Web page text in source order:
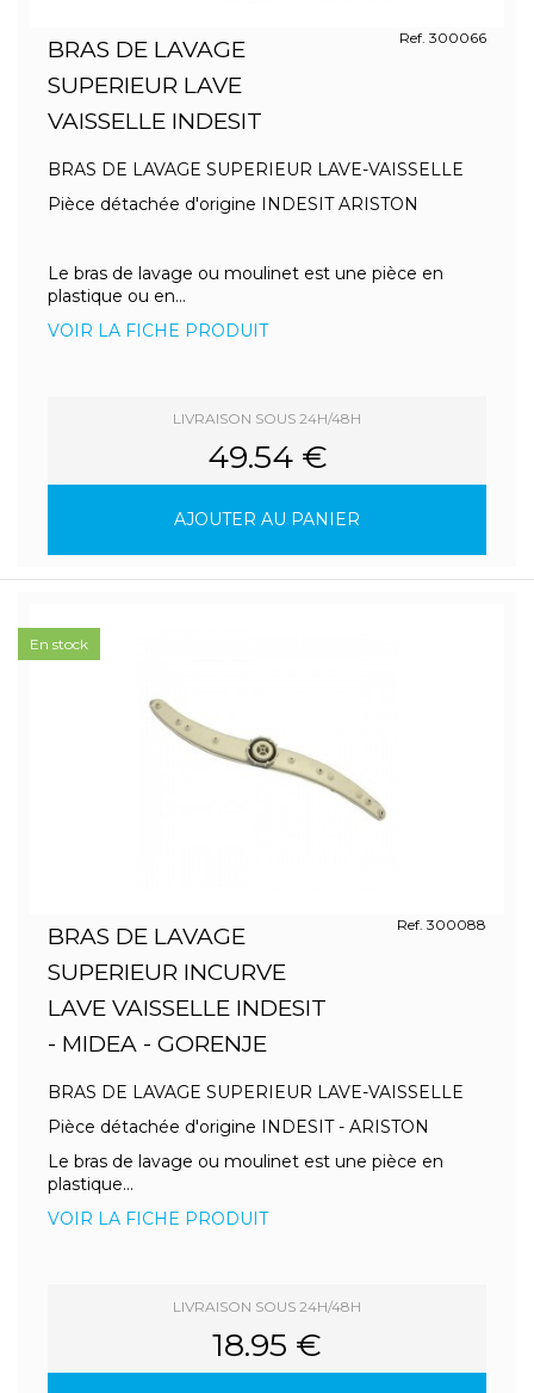
BRAS DE LAVAGE
SUPERIEUR LAVE
VAISSELLE INDESIT
Ref. 300066
BRAS DE LAVAGE SUPERIEUR LAVE-VAISSELLE
Pièce détachée d'origine INDESIT ARISTON
Le bras de lavage ou moulinet est une pièce en
plastique ou en...
VOIR LA FICHE PRODUIT
LIVRAISON SOUS 24H/48H
49.54 €
AJOUTER AU PANIER
BRAS DE LAVAGE
SUPERIEUR INCURVE
LAVE VAISSELLE INDESIT
- MIDEA - GORENJE
Ref. 300088
BRAS DE LAVAGE SUPERIEUR LAVE-VAISSELLE
Pièce détachée d'origine INDESIT - ARISTON
Le bras de lavage ou moulinet est une pièce en
plastique...
VOIR LA FICHE PRODUIT
LIVRAISON SOUS 24H/48H
18.95 €
En stock